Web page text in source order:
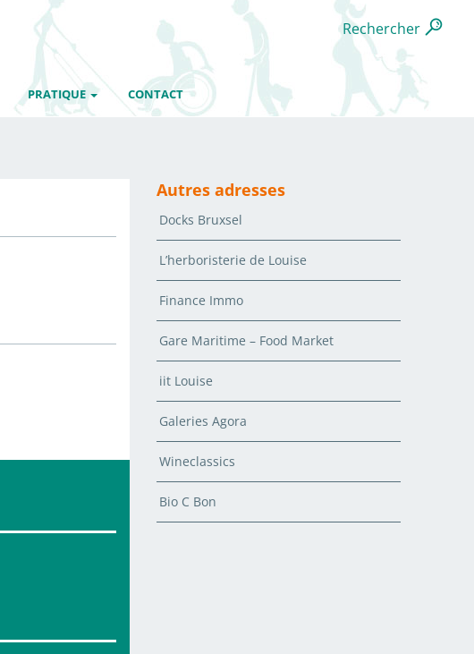
Rechercher
PRATIQUE CONTACT
Autres adresses
Docks Bruxsel
L’herboristerie de Louise
Finance Immo
Gare Maritime – Food Market
iit Louise
Galeries Agora
Wineclassics
Bio C Bon